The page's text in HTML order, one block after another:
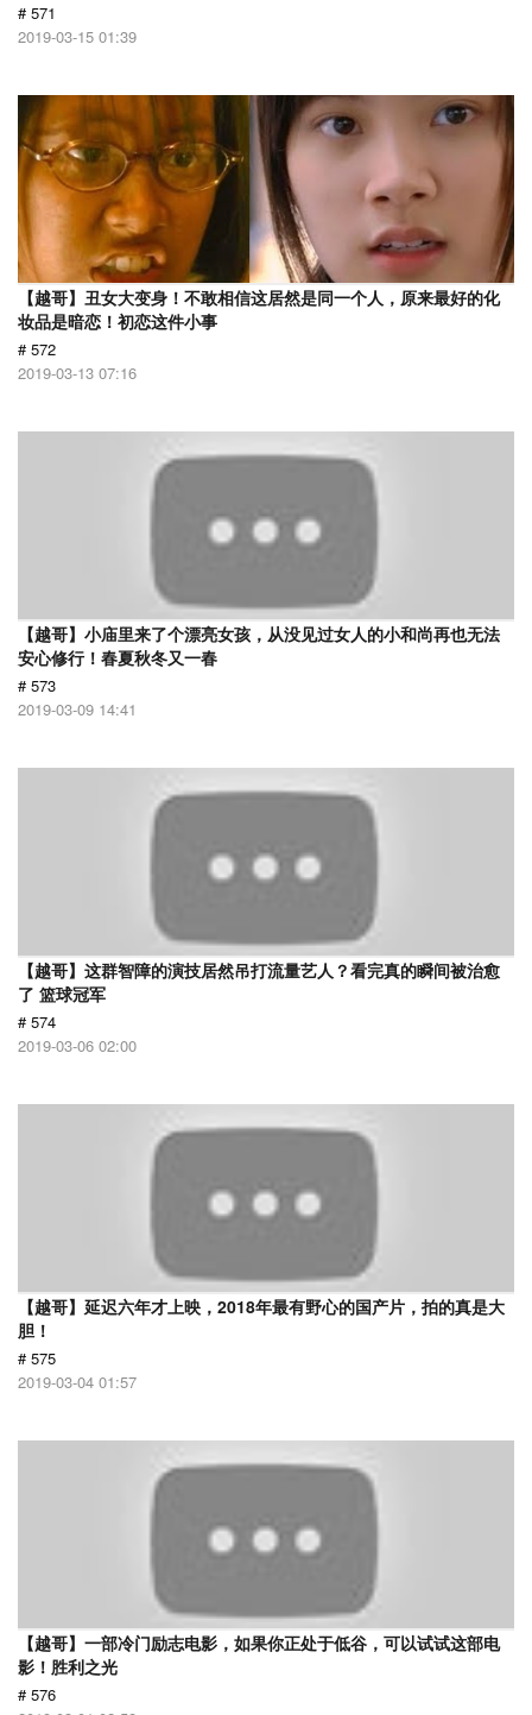
# 571
2019-03-15 01:39
【越哥】丑女大变身！不敢相信这居然是同一个人，原来最好的化
妆品是暗恋！初恋这件小事
# 572
2019-03-13 07:16
【越哥】小庙里来了个漂亮女孩，从没见过女人的小和尚再也无法
安心修行！春夏秋冬又一春
# 573
2019-03-09 14:41
【越哥】这群智障的演技居然吊打流量艺人？看完真的瞬间被治愈
了 篮球冠军
# 574
2019-03-06 02:00
【越哥】延迟六年才上映，2018年最有野心的国产片，拍的真是大
胆！
# 575
2019-03-04 01:57
【越哥】一部冷门励志电影，如果你正处于低谷，可以试试这部电
影！胜利之光
# 576